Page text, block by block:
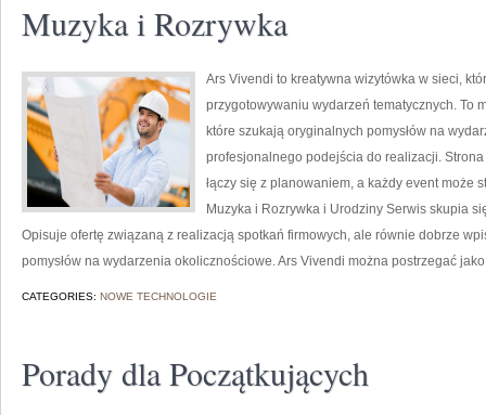
Muzyka i Rozrywka
Ars Vivendi to kreatywna wizytówka w sieci,
przygotowywaniu wydarzeń tematycznych. To
które szukają oryginalnych pomysłów na
profesjonalnego podejścia do realizacji.
łączy się z planowaniem, a każdy event może
Muzyka i Rozrywka i Urodziny Serwis skupia
Opisuje ofertę związaną z realizacją spotkań firmowych, ale równie dobrze
pomysłów na wydarzenia okolicznościowe. Ars Vivendi można postrzegać
CATEGORIES: NOWE TECHNOLOGIE
Porady dla Początkujących